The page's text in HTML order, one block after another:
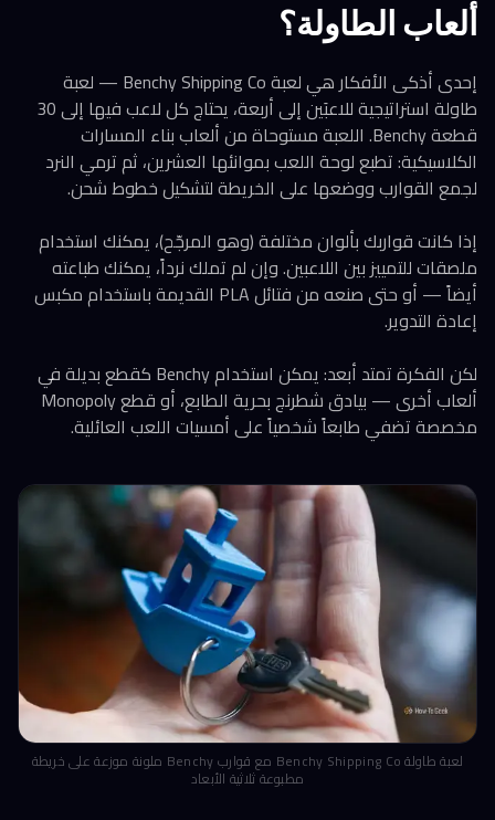
ألعاب الطاولة؟
إحدى أذكى الأفكار هي لعبة Benchy Shipping Co — لعبة
طاولة استراتيجية للاعبَين إلى أربعة، يحتاج كل لاعب فيها إلى 30
قطعة Benchy. اللعبة مستوحاة من ألعاب بناء المسارات
الكلاسيكية: تطبع لوحة اللعب بموانئها العشرين، ثم ترمي النرد
لجمع القوارب ووضعها على الخريطة لتشكيل خطوط شحن.
إذا كانت قواربك بألوان مختلفة (وهو المرجّح)، يمكنك استخدام
ملصقات للتمييز بين اللاعبين. وإن لم تملك نرداً، يمكنك طباعته
أيضاً — أو حتى صنعه من فتائل PLA القديمة باستخدام مكبس
إعادة التدوير.
لكن الفكرة تمتد أبعد: يمكن استخدام Benchy كقطع بديلة في
ألعاب أخرى — بيادق شطرنج بحرية الطابع، أو قطع Monopoly
مخصصة تضفي طابعاً شخصياً على أمسيات اللعب العائلية.
لعبة طاولة Benchy Shipping Co مع قوارب Benchy ملونة موزعة على خريطة
مطبوعة ثلاثية الأبعاد